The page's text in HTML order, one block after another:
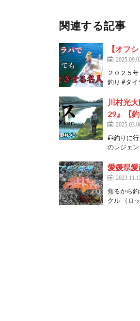
関連する記事
【オフ
２０２５
釣り #タ
川村光
29』【釣
🎣釣りに
のレジェ
愛媛県
焦るから
クル （ロ